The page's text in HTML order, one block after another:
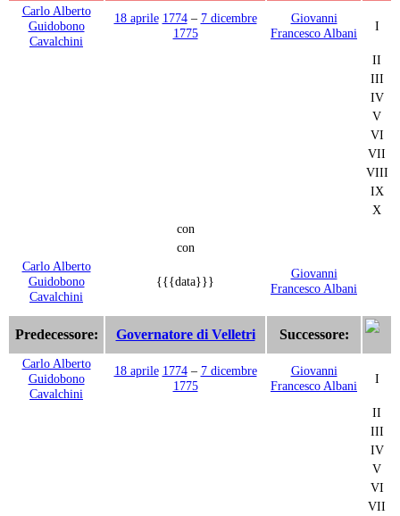
Carlo Alberto
Guidobono
Cavalchini
18 aprile 1774– 7 dicembre
1775
Giovanni
Francesco Albani
I
II
III
IV
V
VI
VII
VIII
IX
X
con
con
Carlo Alberto
Guidobono
Cavalchini
{{{data}}}
Giovanni
Francesco Albani
Predecessore: Governatore di Velletri Successore:
Carlo Alberto
Guidobono
Cavalchini
18 aprile 1774– 7 dicembre
1775
Giovanni
Francesco Albani
I
II
III
IV
V
VI
VII